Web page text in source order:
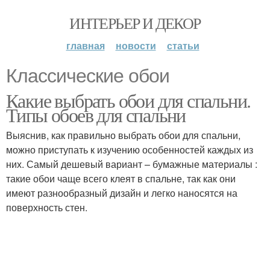
ИНТЕРЬЕР И ДЕКОР
главная новости статьи
Классические обои
Какие выбрать обои для спальни.
Типы обоев для спальни
Выяснив, как правильно выбрать обои для спальни,
можно приступать к изучению особенностей каждых из
них. Самый дешевый вариант – бумажные материалы :
такие обои чаще всего клеят в спальне, так как они
имеют разнообразный дизайн и легко наносятся на
поверхность стен.